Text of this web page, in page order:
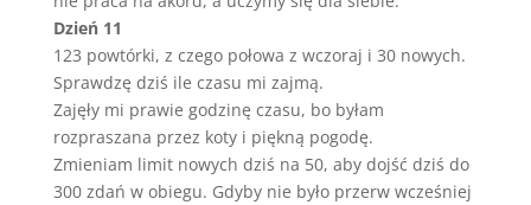
Dzień 11
123 powtórki, z czego połowa z wczoraj i 30 nowych.
Sprawdzę dziś ile czasu mi zajmą.
Zajęły mi prawie godzinę czasu, bo byłam
rozpraszana przez koty i piękną pogodę.
Zmieniam limit nowych dziś na 50, aby dojść dziś do
300 zdań w obiegu. Gdyby nie było przerw wcześniej